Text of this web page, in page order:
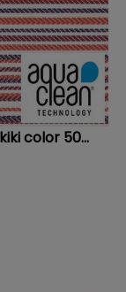
color 50...